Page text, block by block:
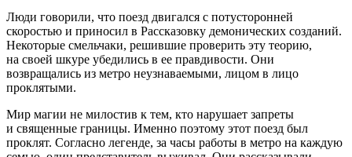
Люди говорили, что поезд двигался с потусторонней
скоростью и приносил в Рассказовку демонических созданий.
Некоторые смельчаки, решившие проверить эту теорию,
на своей шкуре убедились в ее правдивости. Они
возвращались из метро неузнаваемыми, лицом в лицо
проклятыми.
Мир магии не милостив к тем, кто нарушает запреты
и священные границы. Именно поэтому этот поезд был
проклят. Согласно легенде, за часы работы в метро на каждую